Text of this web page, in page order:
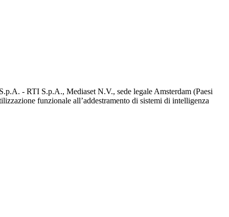
- RTI S.p.A., Mediaset N.V., sede legale Amsterdam (Paesi
funzionale all’addestramento di sistemi di intelligenza